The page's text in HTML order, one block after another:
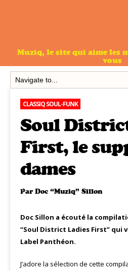
Muziq, le site qui aime les
vous
CLASSIQ SOUL-FUNK
Soul
First, le
dames
ParDoc “Muziq” Sillon
Doc Sillon a écouté la
“Soul District Ladies First” qui
Label Panthéon.
J’adore la sélection de cette